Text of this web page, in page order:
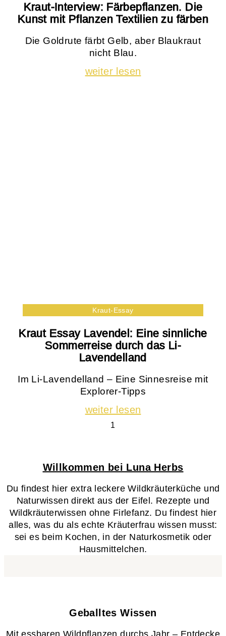
Kraut-Interview: Färbepflanzen. Die
Kunst mit Pflanzen Textilien zu färben
Die Goldrute färbt Gelb, aber Blaukraut
nicht Blau.
weiter lesen
Kraut-Essay
Kraut Essay Lavendel: Eine sinnliche
Sommerreise durch das Li-
Lavendelland
Im Li-Lavendelland – Eine Sinnesreise mit
Explorer-Tipps
weiter lesen
Willkommen bei Luna Herbs
Du findest hier extra leckere Wildkräuterküche und
Naturwissen direkt aus der Eifel. Rezepte und
Wildkräuterwissen ohne Firlefanz. Du findest hier
alles, was du als echte Kräuterfrau wissen musst:
sei es beim Kochen, in der Naturkosmetik oder
Hausmittelchen.
Geballtes Wissen​
Mit essbaren Wildpflanzen durchs Jahr – Entdecke